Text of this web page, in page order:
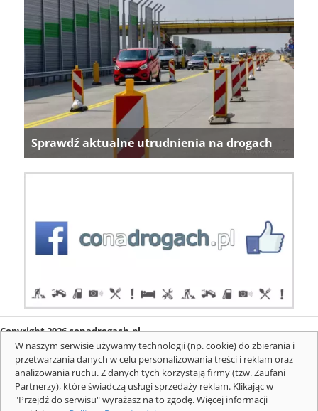
Sprawdź aktualne utrudnienia na drogach
Copyright 2026 conadrogach.pl
O firmie
Redakcja Regulamin
Informacje o cookies
Mapa serwisu
Komunikaty
W naszym serwisie używamy technologii (np. cookie) do zbierania i
przetwarzania danych w celu personalizowania treści i reklam oraz
analizowania ruchu. Z danych tych korzystają firmy (tzw. Zaufani
Partnerzy), które świadczą usługi sprzedaży reklam. Klikając w
"Przejdź do serwisu" wyrażasz na to zgodę. Więcej informacji